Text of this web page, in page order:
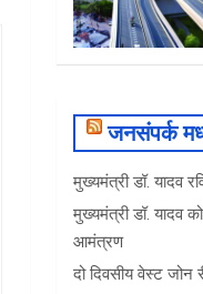
जनसंपर्क
मुख्यमंत्री डॉ. यादव
मुख्यमंत्री डॉ. यादव
आमंत्रण
दो दिवसीय वेस्ट